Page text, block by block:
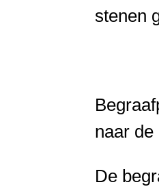
stenen
naar de
De